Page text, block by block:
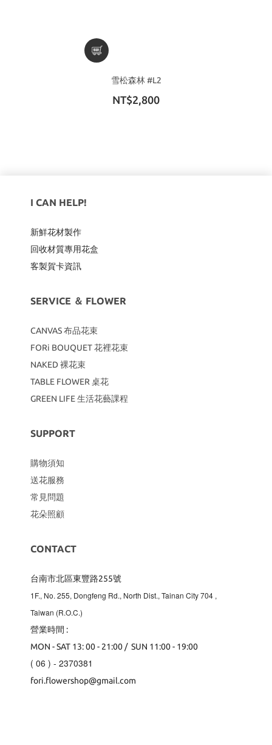
雪松森林 #L2
NT$2,800
I CAN HELP!
新鮮花材製作
回收材質專用花盒
客製賀卡資訊
SERVICE ＆ FLOWER
CANVAS布品花束
FORi BOUQUET 花裡花束
NAKED 裸花束
TABLE FLOWER 桌花
GREEN LIFE 生活花藝課程
SUPPORT
購物須知
送花服務
常見問題
花朵照顧
CONTACT
台南市北區東豐路255號
1F., No. 255, Dongfeng Rd., North Dist., Tainan City 704 ,
Taiwan (R.O.C.)
營業時間 :
MON - SAT 13: 00 - 21:00 / SUN 11:00 - 19:00
( 06 ) - 2370381
fori.flowershop@gmail.com